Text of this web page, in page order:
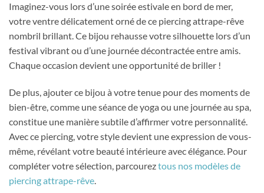
Imaginez-vous lors d’une soirée estivale en bord de mer,
votre ventre délicatement orné de ce piercing attrape-rêve
nombril brillant. Ce bijou rehausse votre silhouette lors d’un
festival vibrant ou d’une journée décontractée entre amis.
Chaque occasion devient une opportunité de briller !
De plus, ajouter ce bijou à votre tenue pour des moments de
bien-être, comme une séance de yoga ou une journée au spa,
constitue une manière subtile d’affirmer votre personnalité.
Avec ce piercing, votre style devient une expression de vous-
même, révélant votre beauté intérieure avec élégance. Pour
compléter votre sélection, parcoureztous nos modèles de
piercing attrape-rêve.